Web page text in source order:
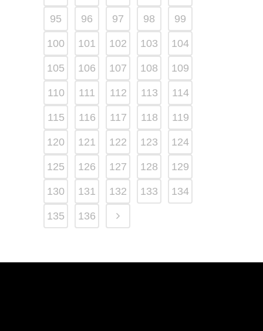
95 96 97 98 99
100 101 102 103 104
105 106 107 108 109
110 111 112 113 114
115 116 117 118 119
120 121 122 123 124
125 126 127 128 129
130 131 132 133 134
135 136